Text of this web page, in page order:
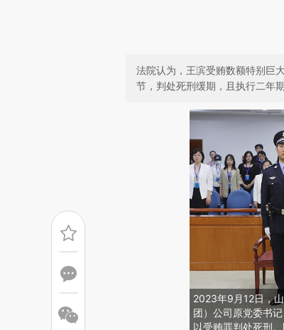
法院认为，王滨受贿数额特别巨
节，判处死刑缓期，且执行二年
2023年9月12日，
团）公司原党委书
以受贿罪判处死刑